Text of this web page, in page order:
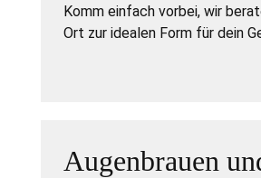
Komm einfach vorbei, wir
Ort zur idealen Form für dein
Augenbrauen